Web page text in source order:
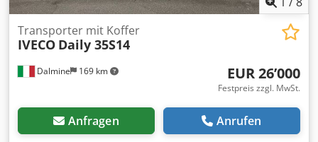
Dalmine 169 km
Transporter mit Koffer
IVECO Daily 35S14
EUR 26’000
Festpreis zzgl. MwSt.
Anfragen Anrufen